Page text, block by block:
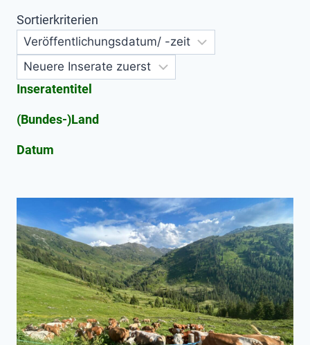
Sortierkriterien
Inseratentitel
(Bundes-)Land
Datum